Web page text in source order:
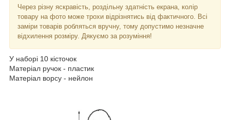
Через різну яскравість, роздільну здатність екрана, колір
товару на фото може трохи відрізнятись від фактичного. Всі
заміри товарів робляться вручну, тому допустимо незначне
відхилення розміру. Дякуємо за розуміння!
У наборі 10 кісточок
Матеріал ручок - пластик
Матеріал ворсу - нейлон